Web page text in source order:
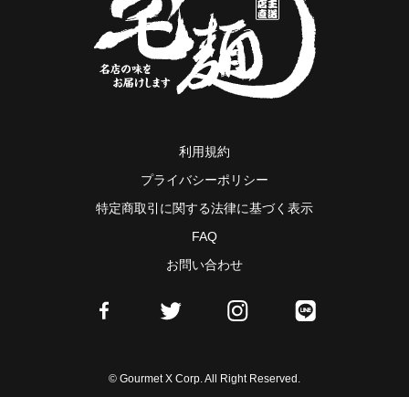
利用規約
プライバシーポリシー
特定商取引に関する法律に基づく表示
FAQ
お問い合わせ
© Gourmet X Corp. All Right Reserved.